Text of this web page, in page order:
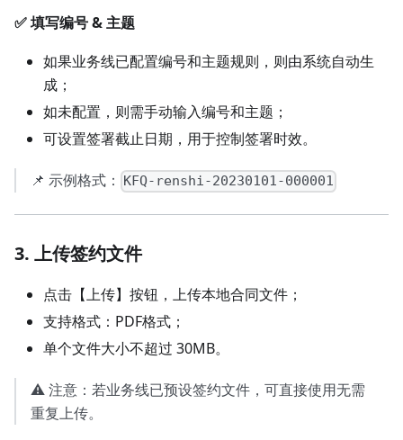
✅ 填写编号 & 主题
如果业务线已配置编号和主题规则，则由系统自动生
成；
如未配置，则需手动输入编号和主题；
可设置签署截止日期，用于控制签署时效。
📌 示例格式： KFQ-renshi-20230101-000001
3. 上传签约文件
点击【上传】按钮，上传本地合同文件；
支持格式：PDF格式；
单个文件大小不超过 30MB。
⚠️ 注意：若业务线已预设签约文件，可直接使用无需
重复上传。